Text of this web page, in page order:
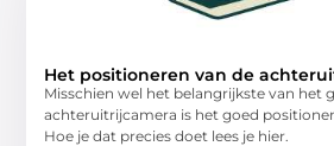
Het positioneren van de
Misschien wel het belangrijkste van het
achteruitrijcamera is het goed
Hoe je dat precies doet lees je hier.